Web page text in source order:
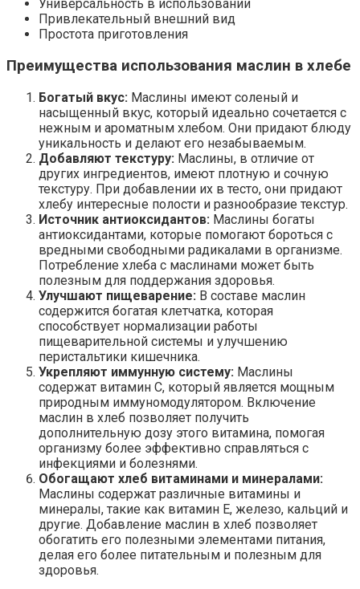
Универсальность в использовании
Привлекательный внешний вид
Простота приготовления
Преимущества использования маслин в хлебе
Богатый вкус: Маслины имеют соленый и
насыщенный вкус, который идеально сочетается с
нежным и ароматным хлебом. Они придают блюду
уникальность и делают его незабываемым.
Добавляют текстуру: Маслины, в отличие от
других ингредиентов, имеют плотную и сочную
текстуру. При добавлении их в тесто, они придают
хлебу интересные полости и разнообразие текстур.
Источник антиоксидантов: Маслины богаты
антиоксидантами, которые помогают бороться с
вредными свободными радикалами в организме.
Потребление хлеба с маслинами может быть
полезным для поддержания здоровья.
Улучшают пищеварение: В составе маслин
содержится богатая клетчатка, которая
способствует нормализации работы
пищеварительной системы и улучшению
перистальтики кишечника.
Укрепляют иммунную систему: Маслины
содержат витамин С, который является мощным
природным иммуномодулятором. Включение
маслин в хлеб позволяет получить
дополнительную дозу этого витамина, помогая
организму более эффективно справляться с
инфекциями и болезнями.
Обогащают хлеб витаминами и минералами:
Маслины содержат различные витамины и
минералы, такие как витамин Е, железо, кальций и
другие. Добавление маслин в хлеб позволяет
обогатить его полезными элементами питания,
делая его более питательным и полезным для
здоровья.